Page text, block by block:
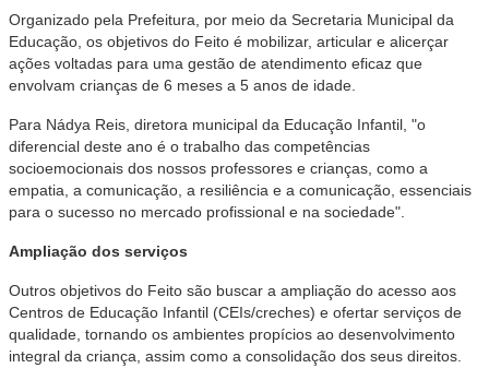
Organizado pela Prefeitura, por meio da Secretaria Municipal da
Educação, os objetivos do Feito é mobilizar, articular e alicerçar
ações voltadas para uma gestão de atendimento eficaz que
envolvam crianças de 6 meses a 5 anos de idade.
Para Nádya Reis, diretora municipal da Educação Infantil, "o
diferencial deste ano é o trabalho das competências
socioemocionais dos nossos professores e crianças, como a
empatia, a comunicação, a resiliência e a comunicação, essenciais
para o sucesso no mercado profissional e na sociedade".
Ampliação dos serviços
Outros objetivos do Feito são buscar a ampliação do acesso aos
Centros de Educação Infantil (CEIs/creches) e ofertar serviços de
qualidade, tornando os ambientes propícios ao desenvolvimento
integral da criança, assim como a consolidação dos seus direitos.